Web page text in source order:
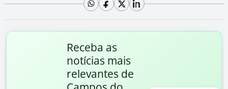
Receba as
notícias mais
relevantes de